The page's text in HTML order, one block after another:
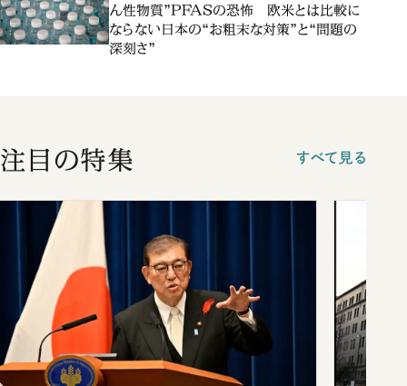
ん性物質”PFASの恐怖 欧米とは比較に
ならない日本の“お粗末な対策”と“問題の
深刻さ”
注目の特集 すべて見る